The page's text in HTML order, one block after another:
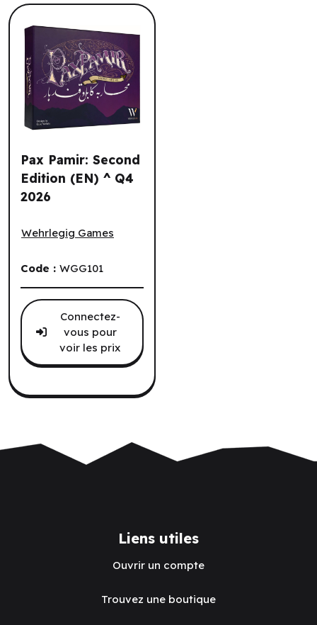
Pax Pamir: Second
Edition (EN) ^ Q4
2026
Wehrlegig Games
Code : WGG101
Connectez-
vous pour
voir les prix
Liens utiles
Ouvrir un compte
Trouvez une boutique